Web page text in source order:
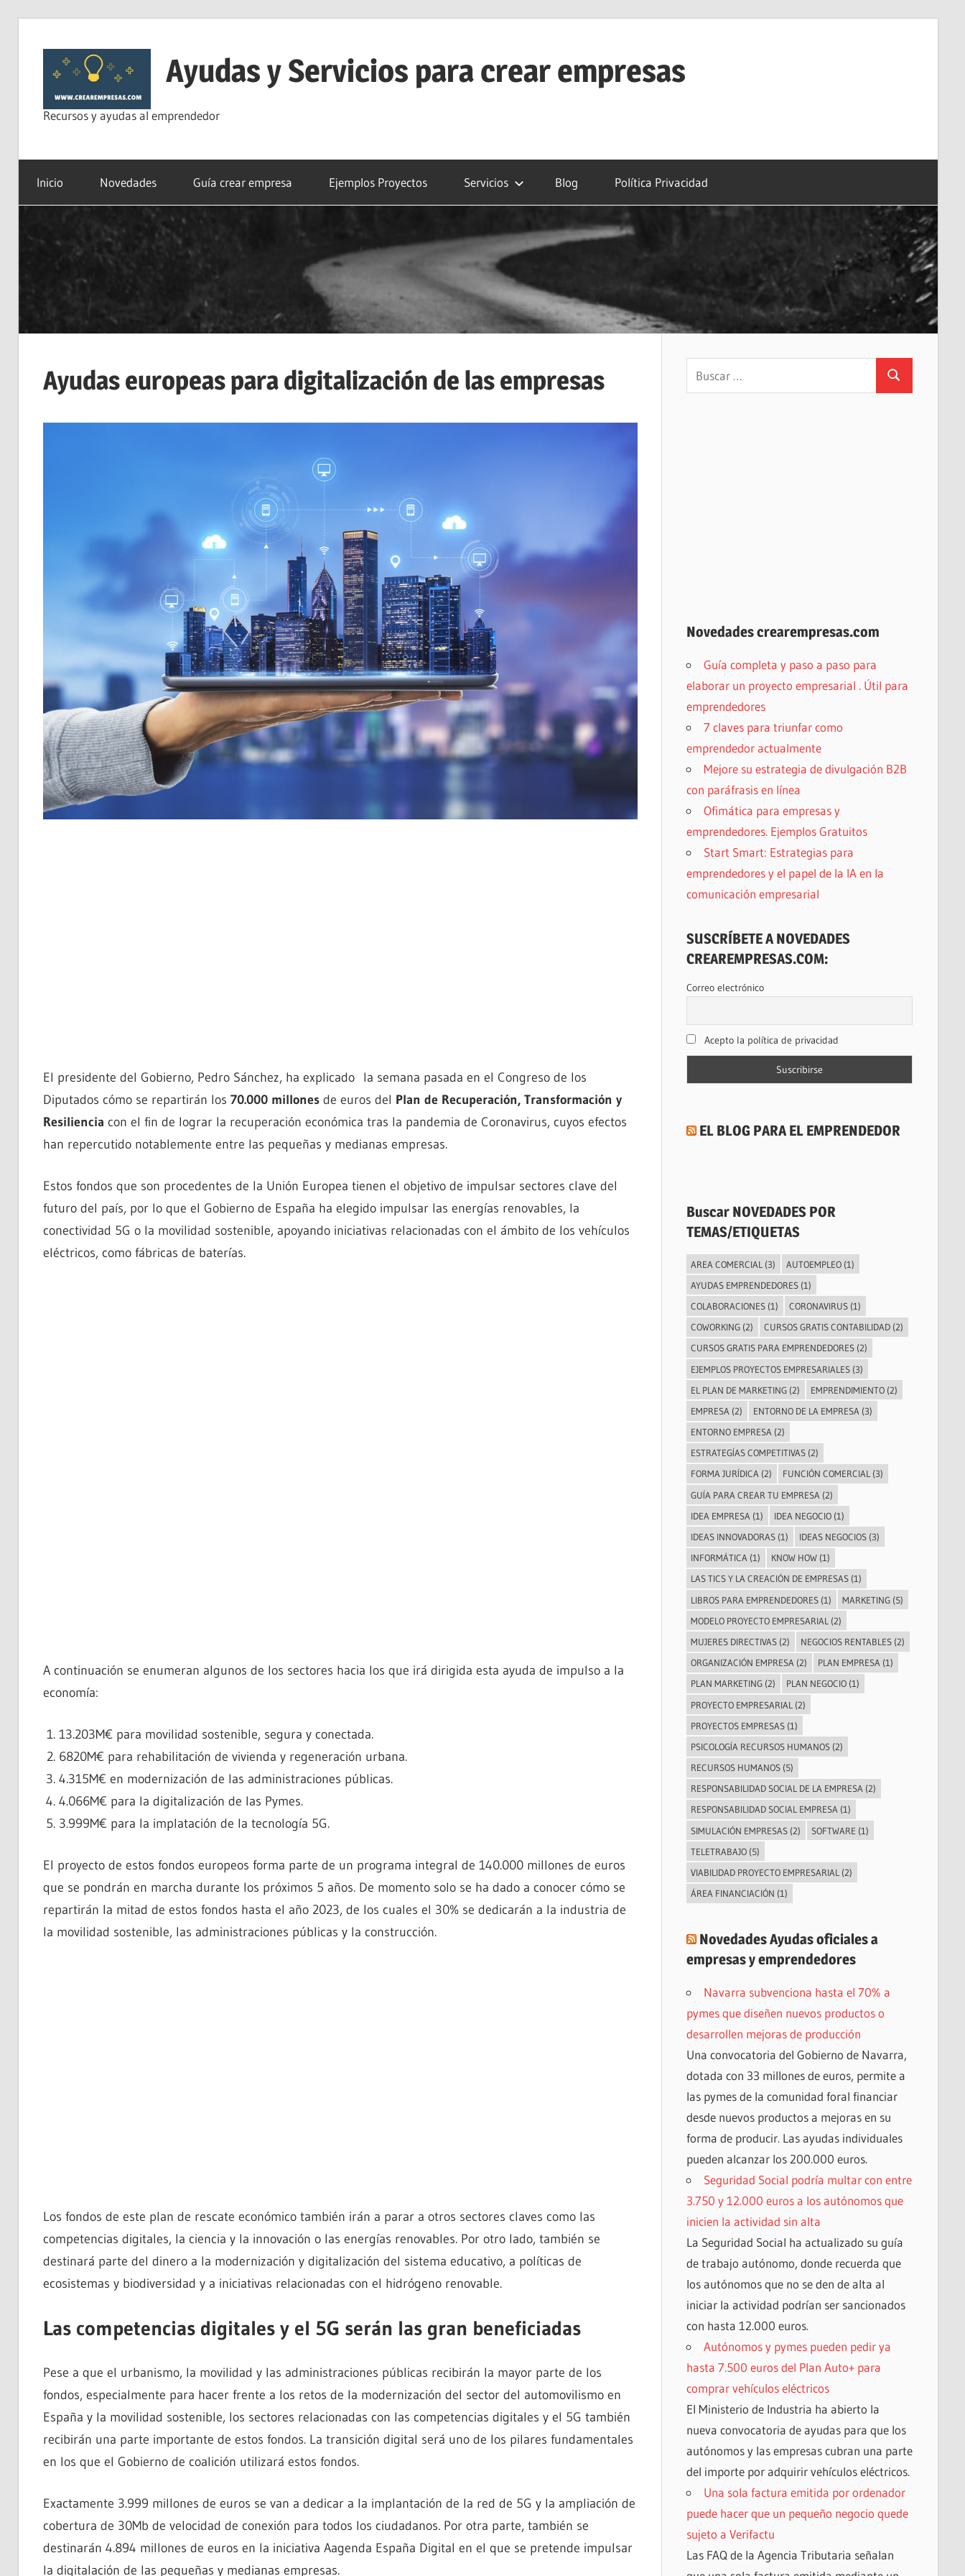
contenido
Ayudas y Servicios para crear empresas
Recursos y ayudas al emprendedor
Inicio Novedades Guía crear empresa Ejemplos Proyectos Servicios Blog Política Privacidad
Ayudas europeas para digitalización de las empresas
El presidente del Gobierno, Pedro Sánchez, ha explicado la semana pasada en el Congreso de los
Diputados cómo se repartirán los 70.000 millonesde euros del Plan de Recuperación, Transformación y
Resiliencia con el fin de lograr la recuperación económica tras la pandemia de Coronavirus, cuyos efectos
han repercutido notablemente entre las pequeñas y medianas empresas.
Estos fondos que son procedentes de la Unión Europea tienen el objetivo de impulsar sectores clave del
futuro del país, por lo que el Gobierno de España ha elegido impulsar las energías renovables, la
conectividad 5G o la movilidad sostenible, apoyando iniciativas relacionadas con el ámbito de los vehículos
eléctricos, como fábricas de baterías.
A continuación se enumeran algunos de los sectores hacia los que irá dirigida esta ayuda de impulso a la
economía:
13.203M€ para movilidad sostenible, segura y conectada.
6820M€ para rehabilitación de vivienda y regeneración urbana.
4.315M€ en modernización de las administraciones públicas.
4.066M€ para la digitalización de las Pymes.
3.999M€ para la implatación de la tecnología 5G.
El proyecto de estos fondos europeos forma parte de un programa integral de 140.000 millones de euros
que se pondrán en marcha durante los próximos 5 años. De momento solo se ha dado a conocer cómo se
repartirán la mitad de estos fondos hasta el año 2023, de los cuales el 30% se dedicarán a la industria de
la movilidad sostenible, las administraciones públicas y la construcción.
Los fondos de este plan de rescate económico también irán a parar a otros sectores claves como las
competencias digitales, la ciencia y la innovación o las energías renovables. Por otro lado, también se
destinará parte del dinero a la modernización y digitalización del sistema educativo, a políticas de
ecosistemas y biodiversidad y a iniciativas relacionadas con el hidrógeno renovable.
Las competencias digitales y el 5G serán las gran beneficiadas
Pese a que el urbanismo, la movilidad y las administraciones públicas recibirán la mayor parte de los
fondos, especialmente para hacer frente a los retos de la modernización del sector del automovilismo en
España y la movilidad sostenible, los sectores relacionadas con las competencias digitales y el 5G también
recibirán una parte importante de estos fondos. La transición digital será uno de los pilares fundamentales
en los que el Gobierno de coalición utilizará estos fondos.
Exactamente 3.999 millones de euros se van a dedicar a la implantación de la red de 5G y la ampliación de
cobertura de 30Mb de velocidad de conexión para todos los ciudadanos. Por otra parte, también se
destinarán 4.894 millones de euros en la iniciativa Aagenda España Digital en el que se pretende impulsar
la digitalación de las pequeñas y medianas empresas.
Buscar
Novedades crearempresas.com
Guía completa y paso a paso para
elaborar un proyecto empresarial . Útil para
emprendedores
7 claves para triunfar como
emprendedor actualmente
Mejore su estrategia de divulgación B2B
con paráfrasis en línea
Ofimática para empresas y
emprendedores. Ejemplos Gratuitos
Start Smart: Estrategias para
emprendedores y el papel de la IA en la
comunicación empresarial
SUSCRÍBETE A NOVEDADES
CREAREMPRESAS.COM:
Correo electrónico
Acepto la política de privacidad
EL BLOG PARA EL EMPRENDEDOR
Buscar NOVEDADES POR
TEMAS/ETIQUETAS
AREA COMERCIAL (3) AUTOEMPLEO (1)
AYUDAS EMPRENDEDORES (1)
COLABORACIONES (1) CORONAVIRUS (1)
COWORKING (2) CURSOS GRATIS CONTABILIDAD (2)
CURSOS GRATIS PARA EMPRENDEDORES (2)
EJEMPLOS PROYECTOS EMPRESARIALES (3)
EL PLAN DE MARKETING (2) EMPRENDIMIENTO (2)
EMPRESA (2) ENTORNO DE LA EMPRESA (3)
ENTORNO EMPRESA (2)
ESTRATEGÍAS COMPETITIVAS (2)
FORMA JURÍDICA (2) FUNCIÓN COMERCIAL (3)
GUÍA PARA CREAR TU EMPRESA (2)
IDEA EMPRESA (1) IDEA NEGOCIO (1)
IDEAS INNOVADORAS (1) IDEAS NEGOCIOS (3)
INFORMÁTICA (1) KNOW HOW (1)
LAS TICS Y LA CREACIÓN DE EMPRESAS (1)
LIBROS PARA EMPRENDEDORES (1) MARKETING (5)
MODELO PROYECTO EMPRESARIAL (2)
MUJERES DIRECTIVAS (2) NEGOCIOS RENTABLES (2)
ORGANIZACIÓN EMPRESA (2) PLAN EMPRESA (1)
PLAN MARKETING (2) PLAN NEGOCIO (1)
PROYECTO EMPRESARIAL (2)
PROYECTOS EMPRESAS (1)
PSICOLOGÍA RECURSOS HUMANOS (2)
RECURSOS HUMANOS (5)
RESPONSABILIDAD SOCIAL DE LA EMPRESA (2)
RESPONSABILIDAD SOCIAL EMPRESA (1)
SIMULACIÓN EMPRESAS (2) SOFTWARE (1)
TELETRABAJO (5)
VIABILIDAD PROYECTO EMPRESARIAL (2)
ÁREA FINANCIACIÓN (1)
Novedades Ayudas oficiales a
empresas y emprendedores
Navarra subvenciona hasta el 70% a
pymes que diseñen nuevos productos o
desarrollen mejoras de producción
Una convocatoria del Gobierno de Navarra,
dotada con 33 millones de euros, permite a
las pymes de la comunidad foral financiar
desde nuevos productos a mejoras en su
forma de producir. Las ayudas individuales
pueden alcanzar los 200.000 euros.
Seguridad Social podría multar con entre
3.750 y 12.000 euros a los autónomos que
inicien la actividad sin alta
La Seguridad Social ha actualizado su guía
de trabajo autónomo, donde recuerda que
los autónomos que no se den de alta al
iniciar la actividad podrían ser sancionados
con hasta 12.000 euros.
Autónomos y pymes pueden pedir ya
hasta 7.500 euros del Plan Auto+ para
comprar vehículos eléctricos
El Ministerio de Industria ha abierto la
nueva convocatoria de ayudas para que los
autónomos y las empresas cubran una parte
del importe por adquirir vehículos eléctricos.
Una sola factura emitida por ordenador
puede hacer que un pequeño negocio quede
sujeto a Verifactu
Las FAQ de la Agencia Tributaria señalan